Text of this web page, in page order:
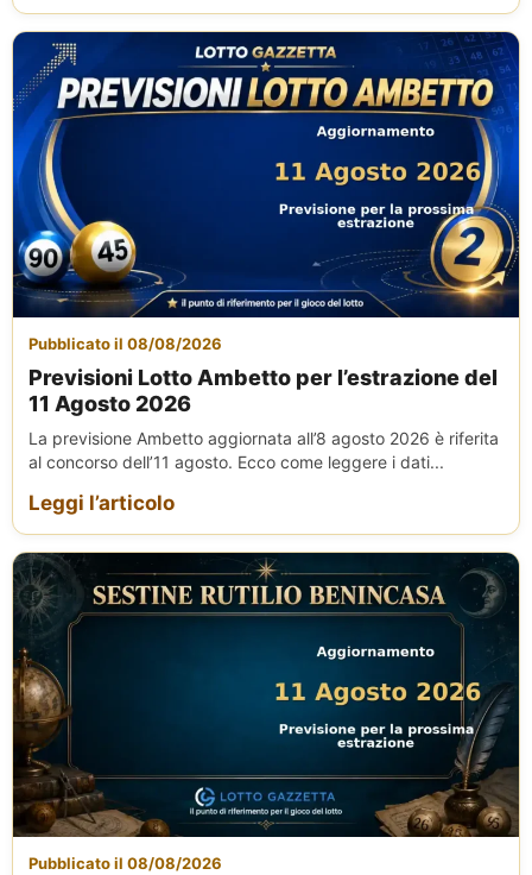
Pubblicato il 08/08/2026
Previsioni Lotto Ambetto per l’estrazione del
11 Agosto 2026
La previsione Ambetto aggiornata all’8 agosto 2026 è riferita
al concorso dell’11 agosto. Ecco come leggere i dati...
Leggi l’articolo
Pubblicato il 08/08/2026